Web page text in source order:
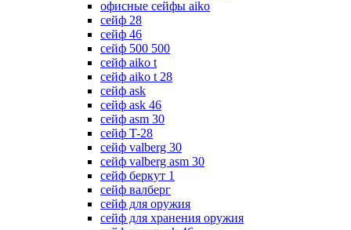
офисные сейфы aiko
сейф 28
сейф 46
сейф 500 500
сейф aiko t
сейф aiko t 28
сейф ask
сейф ask 46
сейф asm 30
сейф T-28
сейф valberg 30
сейф valberg asm 30
сейф беркут 1
сейф валберг
сейф для оружия
сейф для хранения оружия